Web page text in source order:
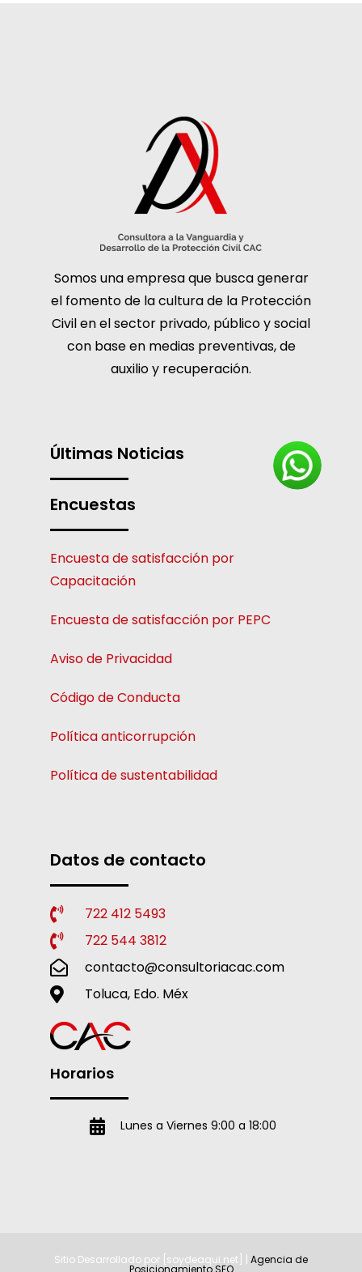
Somos una empresa que busca generar
el fomento de la cultura de la Protección
Civil en el sector privado, público y social
con base en medias preventivas, de
auxilio y recuperación.
Últimas Noticias
Encuestas
Encuesta de satisfacción por
Capacitación
Encuesta de satisfacción por PEPC
Aviso de Privacidad
Código de Conducta
Política anticorrupción
Política de sustentabilidad
Datos de contacto
722 412 5493
722 544 3812
contacto@consultoriacac.com
Toluca, Edo. Méx
Horarios
Lunes a Viernes 9:00 a 18:00
Sitio Desarrollado por [soydeaqui.net] | Agencia de